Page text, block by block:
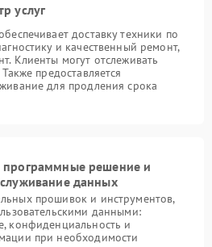
услуг
доставку техники по
и качественный ремонт,
Клиенты могут отслеживать
предоставляется
для продления срока
решение и
данных
прошивок и инструментов,
данными:
конфиденциальность и
при необходимости